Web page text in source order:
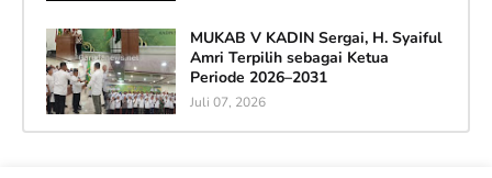
MUKAB V KADIN Sergai, H. Syaiful
Amri Terpilih sebagai Ketua
Periode 2026–2031
Juli 07, 2026